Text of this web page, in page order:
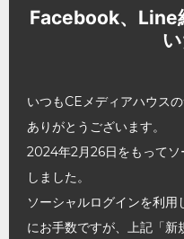
Facebook、Line
いつもCEメディアハウス
ありがとうございます。
2024年2月26日をもってソ
しました。
ソーシャルログインを利
にお手数ですが、上記「